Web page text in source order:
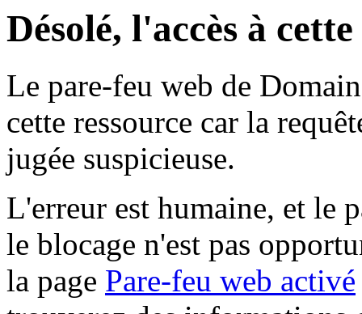
Désolé, l'accès à
Le pare-feu web de
cette ressource car la
jugée suspicieuse.
L'erreur est humaine, et le
le blocage n'est pas
la page Pare-feu web activé